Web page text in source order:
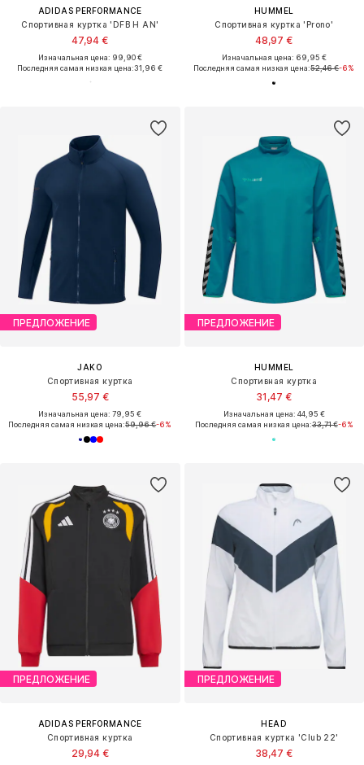
ADIDAS PERFORMANCE
Спортивная куртка 'DFB H AN'
47,94 €
Изначальная цена: 99,90 €
Последняя самая низкая цена:31,96 €
HUMMEL
Спортивная куртка 'Prono'
48,97 €
Изначальная цена: 69,95 €
Последняя самая низкая цена:52,46 €-6%
ПРЕДЛОЖЕНИЕ
JAKO
Спортивная куртка
55,97 €
Изначальная цена: 79,95 €
Последняя самая низкая цена:59,96 €-6%
ПРЕДЛОЖЕНИЕ
HUMMEL
Спортивная куртка
31,47 €
Изначальная цена: 44,95 €
Последняя самая низкая цена:33,71 €-6%
ПРЕДЛОЖЕНИЕ
ADIDAS PERFORMANCE
Спортивная куртка
29,94 €
ПРЕДЛОЖЕНИЕ
HEAD
Спортивная куртка 'Club 22'
38,47 €